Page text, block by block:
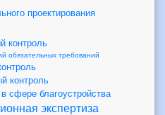
проектирования
контроль
обязательных требований
контроль
сфере благоустройства
экспертиза